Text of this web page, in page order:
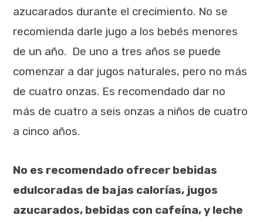
azucarados durante el crecimiento. No se
recomienda darle jugo a los bebés menores
de un año. De uno a tres años se puede
comenzar a dar jugos naturales, pero no más
de cuatro onzas. Es recomendado dar no
más de cuatro a seis onzas a niños de cuatro
a cinco años.
No es recomendado ofrecer bebidas
edulcoradas de bajas calorías, jugos
azucarados, bebidas con cafeína, y leche